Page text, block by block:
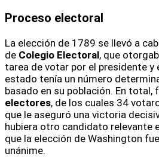
Proceso electoral
La elección de 1789 se llevó a
de Colegio Electoral, que
tarea de votar por el presidente y
estado tenía un número
basado en su población. En total,
electores, de los cuales 34
que le aseguró una victoria
hubiera otro candidato relevante
que la elección de Washington
unánime.